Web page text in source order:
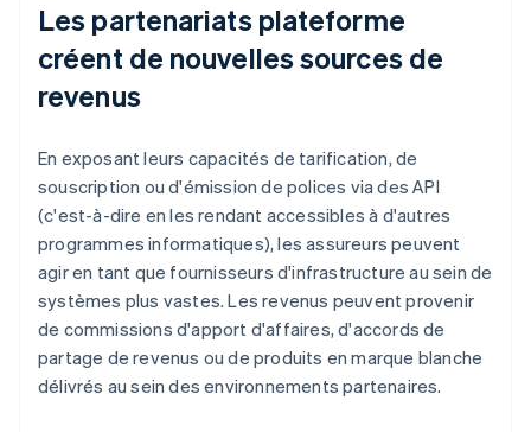
Les partenariats plateforme
créent de nouvelles sources de
revenus
En exposant leurs capacités de tarification, de
souscription ou d'émission de polices via des API
(c'est-à-dire en les rendant accessibles à d'autres
programmes informatiques), les assureurs peuvent
agir en tant que fournisseurs d'infrastructure au sein de
systèmes plus vastes. Les revenus peuvent provenir
de commissions d'apport d'affaires, d'accords de
partage de revenus ou de produits en marque blanche
délivrés au sein des environnements partenaires.